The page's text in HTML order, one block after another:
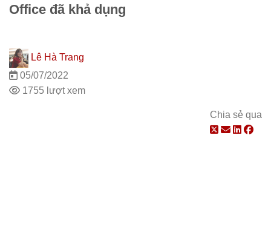
Office đã khả dụng
Lê Hà Trang
05/07/2022
1755 lượt xem
Chia sẻ qua